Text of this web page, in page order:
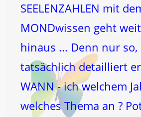
SEELENZAHLEN mit
MONDwissen geht
hinaus ... Denn nur
tatsächlich detailliert
WANN - ich welchem
welches Thema an ?